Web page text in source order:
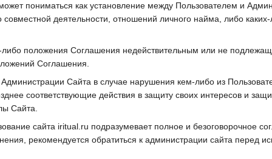
пониматься как установление между Пользователем и
деятельности, отношений личного найма, либо
либо положения Соглашения недействительным или не
Соглашения.
Администрации Сайта в случае нарушения кем-либо из
соответствующие действия в защиту своих интересов и
Сайта.
сайта iritual.ru подразумевает полное и безоговорочное
рекомендуется обратиться к администрации сайта перед